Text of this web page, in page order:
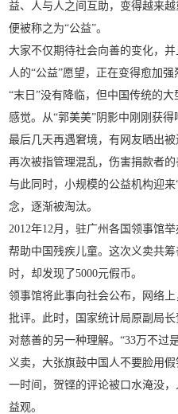
益、人与人之间互助，变得越来
便被称之为“公益”。
大家不仅期待社会向善的变化，
人的“公益”愿望，正在变得愈加强
“末日”没有降临，但中国传统的
感觉。从“郭美美”阴影中刚刚获
最后几天再遇窘境，有网友晒出
再次被指管理混乱，伤害捐款者的
与此同时，小规模的公益机构迎
念，逐渐被淘汰。
2012年12月，驻广州各国领事馆
帮助中国残疾儿童。这次义卖共
时，却发现了5000元假币。
领事馆将此事向社会公布，网络
批评。此时，国家统计局原副局
对慈善的另一种理解。“33万不过
义卖，大张旗鼓中国人不要脸用
一时间，贺铿的评论被口水淹没
益观。